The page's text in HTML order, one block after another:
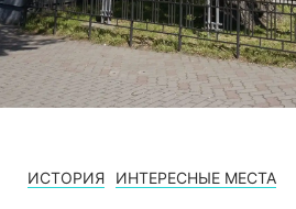
ИСТОРИЯ ИНТЕРЕСНЫЕ МЕСТА